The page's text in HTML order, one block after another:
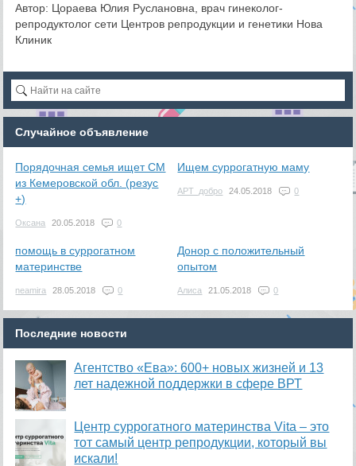
Автор: Цораева Юлия Руслановна, врач гинеколог-
репродуктолог сети Центров репродукции и генетики Нова
Клиник
Случайное объявление
Порядочная семья ищет СМ
из Кемеровской обл. (резус
+)
Оксана 20.05.2018 0
Ищем суррогатную маму
АРТ_добро 24.05.2018 0
помощь в суррогатном
материнстве
neamira 28.05.2018 0
Донор с положительный
опытом
Алиса 21.05.2018 0
Последние новости
Агентство «Ева»: 600+ новых жизней и 13
лет надежной поддержки в сфере ВРТ
​Центр суррогатного материнства Vita – это
тот самый центр репродукции, который вы
искали!